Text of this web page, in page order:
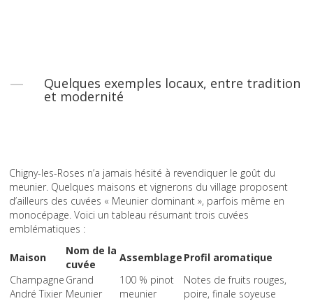
Quelques exemples locaux, entre tradition
et modernité
Chigny-les-Roses n’a jamais hésité à revendiquer le goût du
meunier. Quelques maisons et vignerons du village proposent
d’ailleurs des cuvées « Meunier dominant », parfois même en
monocépage. Voici un tableau résumant trois cuvées
emblématiques :
Maison
Nom de la
cuvée
Assemblage Profil aromatique
Champagne
André Tixier
Grand
Meunier
100 % pinot
meunier
Notes de fruits rouges,
poire, finale soyeuse